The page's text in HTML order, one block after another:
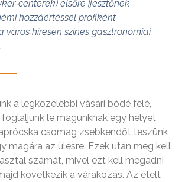
centerek) elsőre ijesztőnek
hozzáértéssel profiként
híresen színes gasztronómiai
a legközelebbi vásári bódé felé,
le magunknak egy helyet
csomag zsebkendőt teszünk
magára az ülésre. Ezek után meg kell
számát, mivel ezt kell megadni
következik a várakozás. Az ételt